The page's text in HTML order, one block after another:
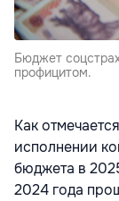
Бюджет
профицитом.
Как
исполнении
бюджета в
2024 года